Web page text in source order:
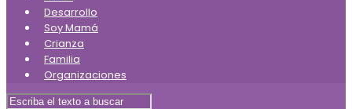
Desarrollo
Soy Mamá
Crianza
Familia
Organizaciones